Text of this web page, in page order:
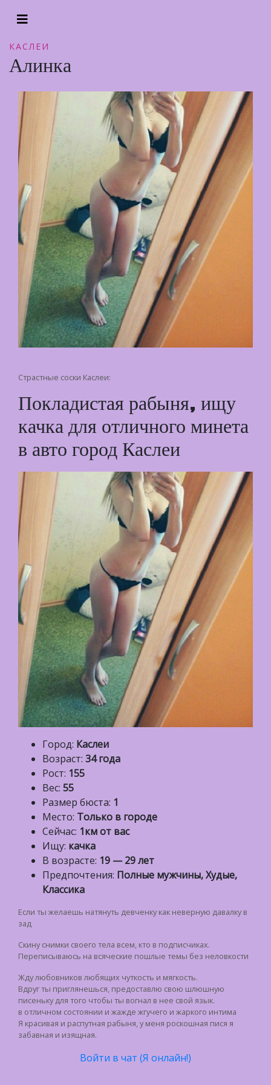
КАСЛЕИ
Алинка
Страстные соски Каслеи:
Покладистая рабыня, ищу
качка для отличного минета
в авто город Каслеи
Город: Каслеи
Возраст: 34 года
Рост: 155
Вес: 55
Размер бюста: 1
Место: Только в городе
Сейчас: 1км от вас
Ищу: качка
В возрасте: 19 — 29 лет
Предпочтения: Полные мужчины, Худые,
Классика
Если ты желаешь натянуть девченку как неверную давалку в
зад
Скину снимки своего тела всем, кто в подписчиках.
Переписываюсь на всяческие пошлые темы без неловкости
Жду любовников любящих чуткость и мягкость.
Вдруг ты приглянешься, предоставлю свою шлюшную
писеньку для того чтобы ты вогнал в нее свой язык.
в отличном состоянии и жажде жгучего и жаркого интима
Я красивая и распутная рабыня, у меня роскошная пися я
забавная и изящная.
Войти в чат (Я онлайн!)